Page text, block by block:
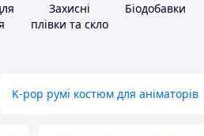
Захисні
плівки та скло
Біодобавки
K-pop румі костюм для аніматорів